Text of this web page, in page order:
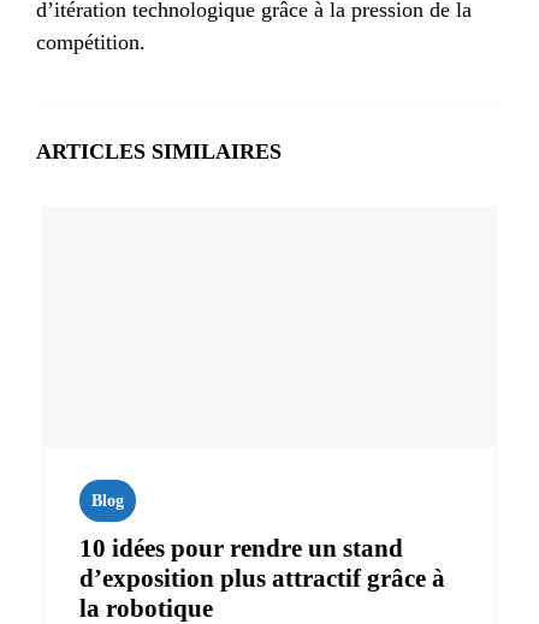
d’itération technologique grâce à la pression de la
compétition.
ARTICLES SIMILAIRES
Blog
10 idées pour rendre un stand
d’exposition plus attractif grâce à
la robotique